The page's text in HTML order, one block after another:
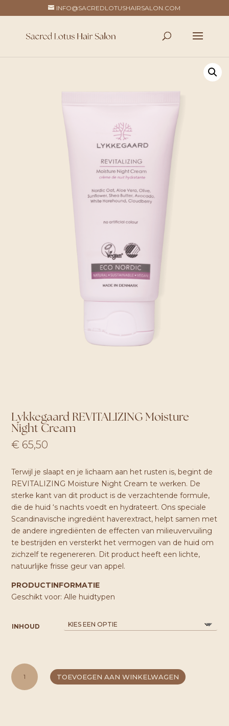
INFO@SACREDLOTUSHAIRSALON.COM
Lykkegaard REVITALIZING Moisture
Night Cream
€ 65,50
Terwijl je slaapt en je lichaam aan het rusten is, begint de
REVITALIZING Moisture Night Cream te werken. De
sterke kant van dit product is de verzachtende formule,
die de huid ‘s nachts voedt en hydrateert. Ons speciale
Scandinavische ingrediënt haverextract, helpt samen met
de andere ingrediënten de effecten van milieuvervuiling
te bestrijden en versterkt het vermogen van de huid om
zichzelf te regenereren. Dit product heeft een lichte,
natuurlijke frisse geur van appel.
PRODUCTINFORMATIE
Geschikt voor: Alle huidtypen
INHOUD
LYKKEGAARD
REVITALIZING
MOISTURE
TOEVOEGEN AAN WINKELWAGEN